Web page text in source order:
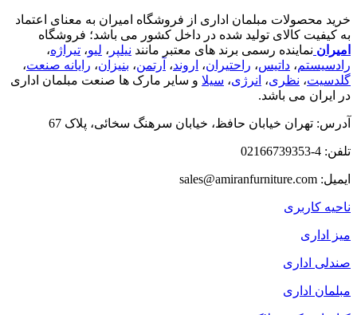
خرید محصولات مبلمان اداری از فروشگاه امیران به معنای اعتماد
به کیفیت کالای تولید شده در داخل کشور می باشد؛ فروشگاه
امیران نماینده رسمی برند های معتبر مانند نیلپر ، لیو، تیراژه،
رادسیستم، داتیس، راحتیران، اروند، آرتمن، بنیزان، رایانه صنعت،
گلدسیت، نظری، انرژی، سیلا و سایر مارک ها صنعت مبلمان اداری
در ایران می باشد.
آدرس: تهران خیابان حافظ، خیابان سرهنگ سخائی، پلاک 67
تلفن: 4-02166739353
ایمیل: sales@amiranfurniture.com
ناحیه کاربری
میز اداری
صندلی اداری
مبلمان اداری